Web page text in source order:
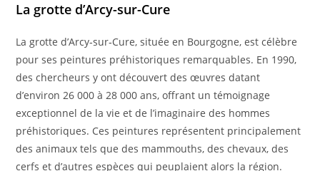
La grotte d’Arcy-sur-Cure
La grotte d’Arcy‑sur‑Cure, située en Bourgogne, est célèbre
pour ses peintures préhistoriques remarquables. En 1990,
des chercheurs y ont découvert des œuvres datant
d’environ 26 000 à 28 000 ans, offrant un témoignage
exceptionnel de la vie et de l’imaginaire des hommes
préhistoriques. Ces peintures représentent principalement
des animaux tels que des mammouths, des chevaux, des
cerfs et d’autres espèces qui peuplaient alors la région.